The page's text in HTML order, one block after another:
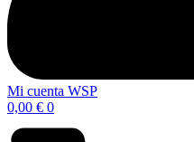
Mi cuenta WSP
0,00 € 0